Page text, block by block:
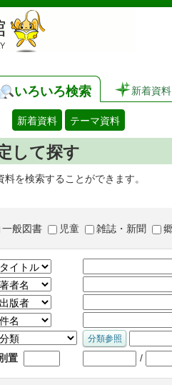
いろいろ検索 新着資料
新着資料 テーマ資料
して探す
を検索することができます。
一般図書 児童 雑誌・新聞
置 /